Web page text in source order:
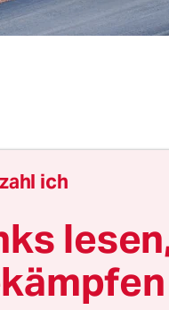
lang
sanierte
den jährlichen
Das
seit Langem,
zahl ich